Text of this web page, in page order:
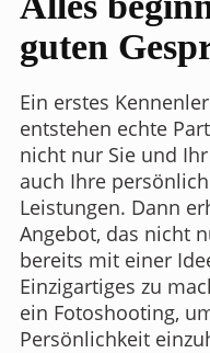
guten
Ein erstes
entstehen echte
nicht nur Sie und
auch Ihre
Leistungen. Dann
Angebot, das nicht
bereits mit einer
Einzigartiges zu
ein Fotoshooting,
Persönlichkeit